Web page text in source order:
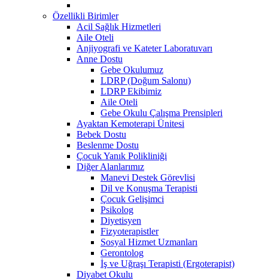
Özellikli Birimler
Acil Sağlık Hizmetleri
Aile Oteli
Anjiyografi ve Kateter Laboratuvarı
Anne Dostu
​Gebe Okulumuz
LDRP (Doğum Salonu)
LDRP Ekibimiz
Aile Oteli
Gebe Okulu Çalışma Prensipleri
Ayaktan Kemoterapi Ünitesi
Bebek Dostu
Beslenme Dostu
Çocuk Yanık Polikliniği
Diğer Alanlarımız
Manevi Destek Görevlisi
Dil ve Konuşma Terapisti
Çocuk Gelişimci
Psikolog
Diyetisyen
Fizyoterapistler
Sosyal Hizmet Uzmanları
Gerontolog
İş ve Uğraşı Terapisti (Ergoterapist)
Diyabet Okulu